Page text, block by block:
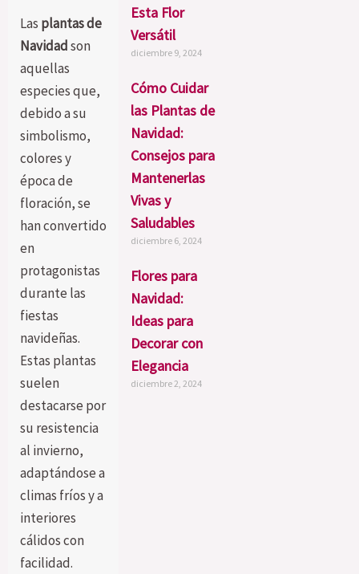
Las plantas de
Navidadson
aquellas
especies que,
debido a su
simbolismo,
colores y
época de
floración, se
han convertido
en
protagonistas
durante las
fiestas
navideñas.
Estas plantas
suelen
destacarse por
su resistencia
al invierno,
adaptándose a
climas fríos y a
interiores
cálidos con
facilidad.
Esta Flor
Versátil
diciembre 9, 2024
Cómo Cuidar
las Plantas de
Navidad:
Consejos para
Mantenerlas
Vivas y
Saludables
diciembre 6, 2024
Flores para
Navidad:
Ideas para
Decorar con
Elegancia
diciembre 2, 2024